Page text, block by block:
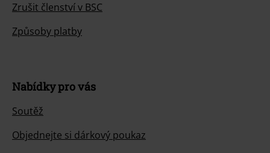
Zrušit členství v BSC
Způsoby platby
Nabídky pro vás
Soutěž
Objednejte si dárkový poukaz